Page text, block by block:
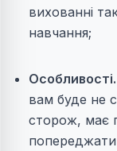
вихованні
навчання;
Особливості.
вам буде не
сторож, має